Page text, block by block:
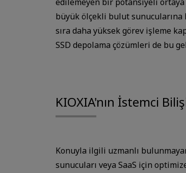
büyük ölçekli bulut sunucularına
sıra daha yüksek görev işleme
SSD depolama çözümleri de bu
KIOXIA'nın İstemci
Konuyla ilgili uzmanlı
sunucuları veya SaaS için